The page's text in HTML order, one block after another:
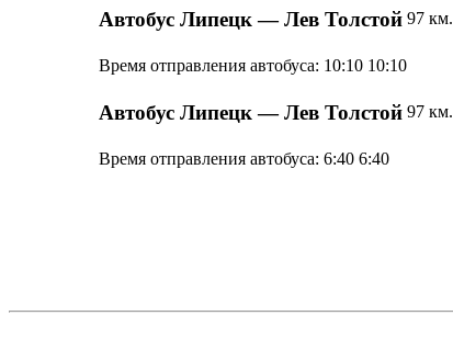
Автобус Липецк — Лев Толстой 97 км.
Время отправления автобуса: 10:10 10:10
Автобус Липецк — Лев Толстой 97 км.
Время отправления автобуса: 6:40 6:40